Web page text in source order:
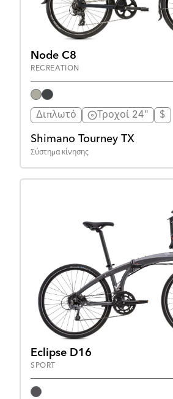
Node C8
RECREATION
Διπλωτό Τροχοί 24" $
Shimano Tourney TX
Σύστημα κίνησης
Eclipse D16
SPORT